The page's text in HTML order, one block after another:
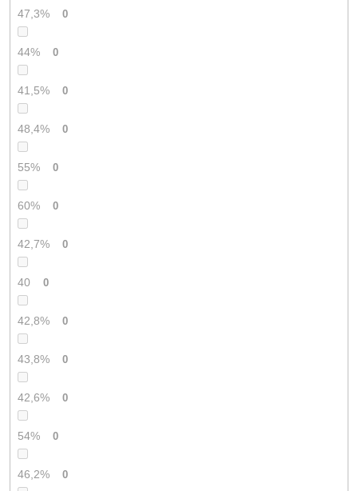
47,3% 0
44% 0
41,5% 0
48,4% 0
55% 0
60% 0
42,7% 0
40 0
42,8% 0
43,8% 0
42,6% 0
54% 0
46,2% 0